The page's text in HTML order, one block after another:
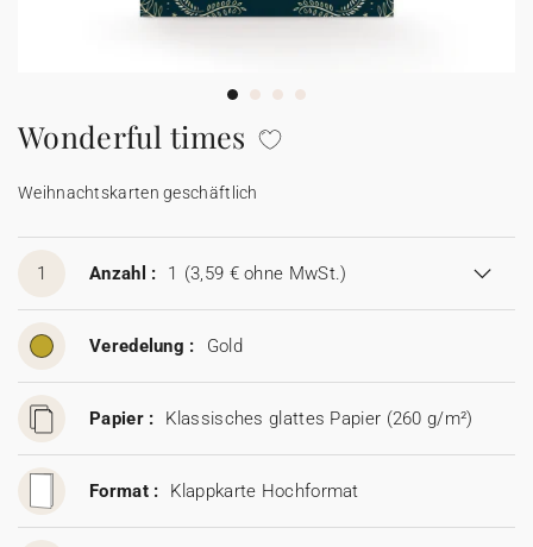
Aufkleber
Wonderful times
Weihnachtskarten geschäftlich
1 Anzahl : 1 (3,59 € ohne MwSt.)
Veredelung : Gold
Papier : Klassisches glattes Papier (260 g/m²)
Format : Klappkarte Hochformat